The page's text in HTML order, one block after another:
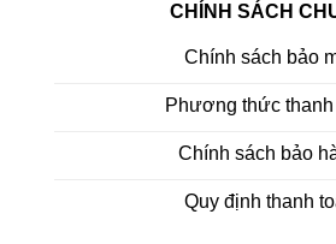
CHÍNH SÁCH
Chính sách bảo
Phương thức thanh
Chính sách bảo
Quy định thanh